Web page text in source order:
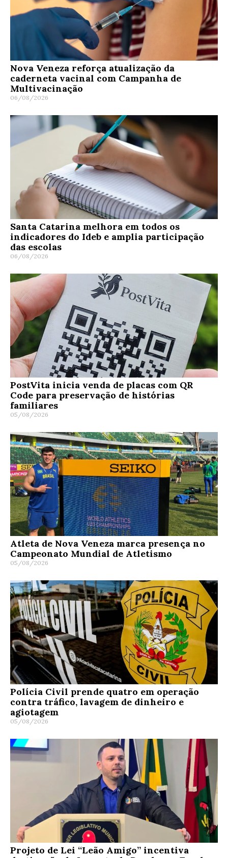
Nova Veneza reforça atualização da
caderneta vacinal com Campanha de
Multivacinação
06/08/2026
Santa Catarina melhora em todos os
indicadores do Ideb e amplia participação
das escolas
06/08/2026
PostVita inicia venda de placas com QR
Code para preservação de histórias
familiares
05/08/2026
Atleta de Nova Veneza marca presença no
Campeonato Mundial de Atletismo
05/08/2026
Polícia Civil prende quatro em operação
contra tráfico, lavagem de dinheiro e
agiotagem
05/08/2026
Projeto de Lei “Leão Amigo” incentiva